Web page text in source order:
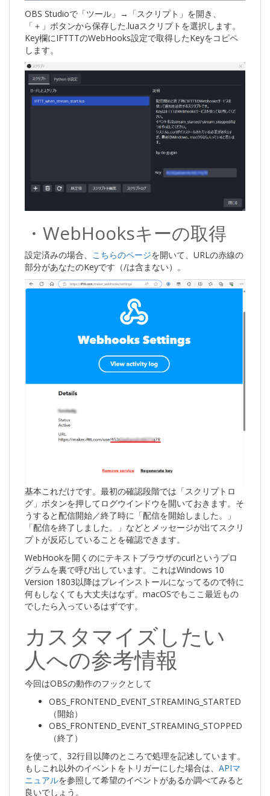
OBS Studioで「ツール」→「スクリプト」を開き、
「＋」ボタンから保存した.luaスクリプトを選択します。
Key欄にIFTTTのWebHooks設定で取得したKeyをコピペ
します。
・WebHooksキーの取得
設定済みの場合、 こちらのページを開いて、URLの赤線の
部分があなたのKeyです（/は含まない）。
基本これだけです。最初の確認段階では「スクリプトロ
グ」ボタンを押してログウインドウを開いておきます。そ
うすると配信開始／終了時に「配信を開始しました。」
「配信を終了しました。」などとメッセージが出てスクリ
プトが反応していることを確認できます。
WebHookを開くのにテキストブラウザのcurlというプロ
グラムを裏で呼び出しています。これはWindows 10
Version 1803以降はプレインストールになってるので特に
何もしなくても大丈夫はなず。macOSでもここ最近もの
でしたら入っているはずです。
カスタマイズしたい
人への参考情報
今回はOBSの動作のフックとして
OBS_FRONTEND_EVENT_STREAMING_STARTED
（開始）
OBS_FRONTEND_EVENT_STREAMING_STOPPED
（終了）
を使って、32行目以降のところで処理を記述しています。
もしこれ以外のイベントをトリガーにした場合は、 APIマ
ニュアルを参照して希望のイベントがあるか調べてみると
良いでしょう。